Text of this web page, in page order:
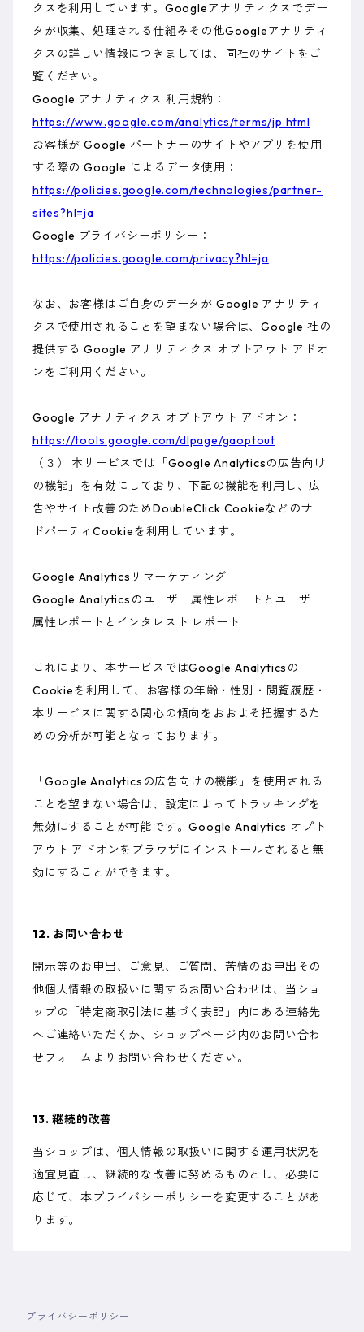
クスを利用しています。Googleアナリティクスでデー
タが収集、処理される仕組みその他Googleアナリティ
クスの詳しい情報につきましては、同社のサイトをご
覧ください。
Google アナリティクス 利用規約：
https://www.google.com/analytics/terms/jp.html
お客様が Google パートナーのサイトやアプリを使用
する際の Google によるデータ使用：
https://policies.google.com/technologies/partner-
sites?hl=ja
Google プライバシーポリシー：
https://policies.google.com/privacy?hl=ja
なお、お客様はご自身のデータが Google アナリティ
クスで使用されることを望まない場合は、Google 社の
提供する Google アナリティクス オプトアウト アドオ
ンをご利用ください。
Google アナリティクス オプトアウト アドオン：
https://tools.google.com/dlpage/gaoptout
（３） 本サービスでは「Google Analyticsの広告向け
の機能」を有効にしており、下記の機能を利用し、広
告やサイト改善のためDoubleClick Cookieなどのサー
ドパーティCookieを利用しています。
Google Analyticsリマーケティング
Google Analyticsのユーザー属性レポートとユーザー
属性レポートとインタレスト レポート
これにより、本サービスではGoogle Analyticsの
Cookieを利用して、お客様の年齢・性別・閲覧履歴・
本サービスに関する関心の傾向をおおよそ把握するた
めの分析が可能となっております。
「Google Analyticsの広告向けの機能」を使用される
ことを望まない場合は、設定によってトラッキングを
無効にすることが可能です。Google Analytics オプト
アウト アドオンをブラウザにインストールされると無
効にすることができます。
12. お問い合わせ
開示等のお申出、ご意見、ご質問、苦情のお申出その
他個人情報の取扱いに関するお問い合わせは、当ショ
ップの「特定商取引法に基づく表記」内にある連絡先
へご連絡いただくか、ショップページ内のお問い合わ
せフォームよりお問い合わせください。
13. 継続的改善
当ショップは、個人情報の取扱いに関する運用状況を
適宜見直し、継続的な改善に努めるものとし、必要に
応じて、本プライバシーポリシーを変更することがあ
ります。
プライバシーポリシー